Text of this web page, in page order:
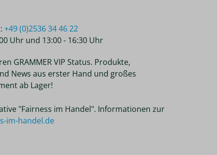
+49 (0)2536 34 46 22
Uhr und 13:00 - 16:30 Uhr
GRAMMER VIP Status. Produkte,
News aus erster Hand und großes
ab Lager!
"Fairness im Handel". Informationen zur
im-handel.de